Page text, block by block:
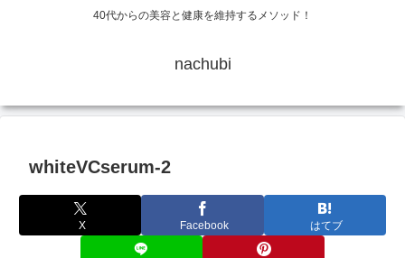
40代からの美容と健康を維持するメソッド！
nachubi
whiteVCserum-2
X Facebook はてブ